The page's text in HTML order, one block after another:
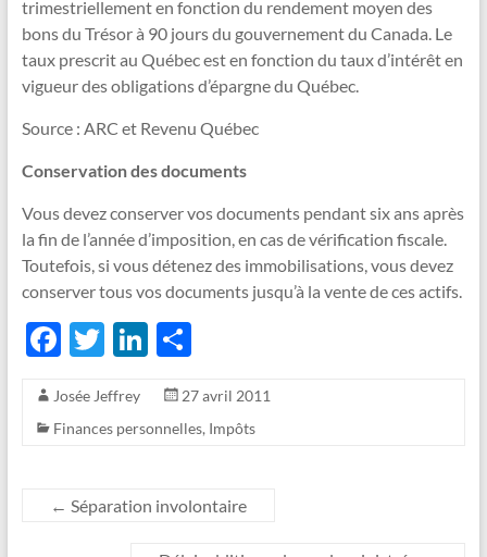
trimestriellement en fonction du rendement moyen des
bons du Trésor à 90 jours du gouvernement du Canada. Le
taux prescrit au Québec est en fonction du taux d’intérêt en
vigueur des obligations d’épargne du Québec.
Source : ARC et Revenu Québec
Conservation des documents
Vous devez conserver vos documents pendant six ans après
la fin de l’année d’imposition, en cas de vérification fiscale.
Toutefois, si vous détenez des immobilisations, vous devez
conserver tous vos documents jusqu’à la vente de ces actifs.
F
e
b
o
T
itt
er
Li
k
e
n
P
ta
g
Josée Jeffrey
27 avril 2011
Finances personnelles, Impôts
← Séparation involontaire